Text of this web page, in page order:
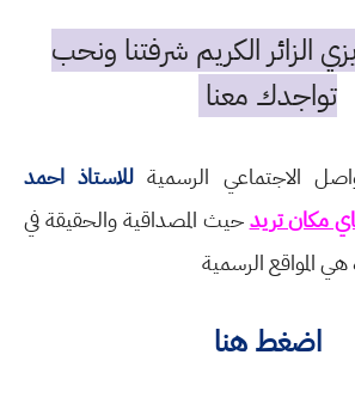
الزائر الكريم شرفتنا ونحب
تواجدك معنا
الاجتماعي الرسمية للاستاذ احمد
مكان تريدحيث المصداقية والحقيقة في
المواقع الرسمية
اضغط هنا